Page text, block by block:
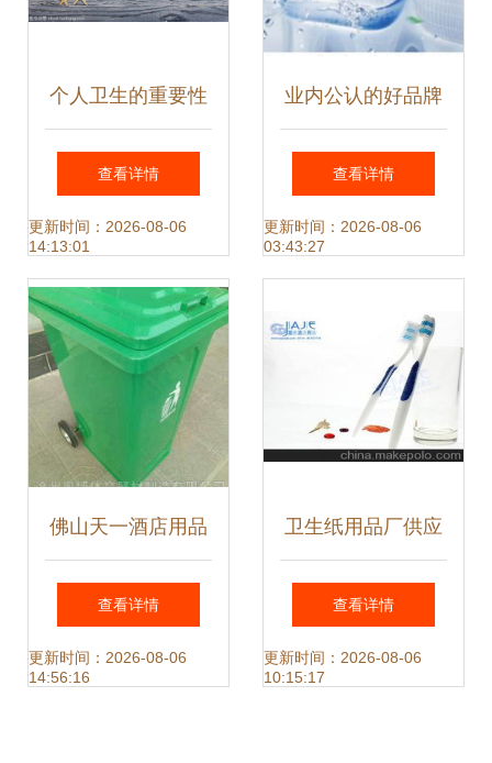
个人卫生的重要性
与日常护理指南
查看详情
更新时间：2026-08-06
14:13:01
业内公认的好品牌
你需要知道的冲牙
器排行榜与个人卫
查看详情
更新时间：2026-08-06
03:43:27
佛山天一酒店用品
厂 专注环保塑料制
品，助力卫生环境
查看详情
更新时间：2026-08-06
14:56:16
卫生纸用品厂供应
商及批发市场全解
析 价格与个人卫生
查看详情
更新时间：2026-08-06
10:15:17